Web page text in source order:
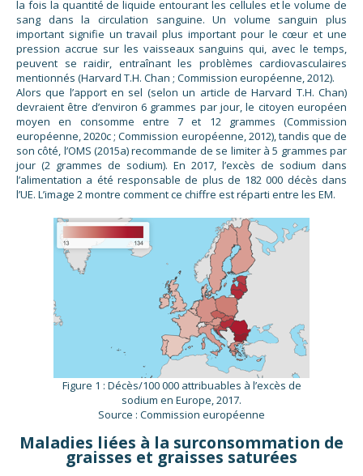
la fois la quantité de liquide entourant les cellules et le volume de
sang dans la circulation sanguine. Un volume sanguin plus
important signifie un travail plus important pour le cœur et une
pression accrue sur les vaisseaux sanguins qui, avec le temps,
peuvent se raidir, entraînant les problèmes cardiovasculaires
mentionnés (Harvard T.H. Chan ; Commission européenne, 2012).
Alors que l’apport en sel (selon un article de Harvard T.H. Chan)
devraient être d’environ 6 grammes par jour, le citoyen européen
moyen en consomme entre 7 et 12 grammes (Commission
européenne, 2020c ; Commission européenne, 2012), tandis que de
son côté, l’OMS (2015a) recommande de se limiter à 5 grammes par
jour (2 grammes de sodium). En 2017, l’excès de sodium dans
l’alimentation a été responsable de plus de 182 000 décès dans
l’UE. L’image 2 montre comment ce chiffre est réparti entre les EM.
Figure 1 : Décès/100 000 attribuables à l’excès de
sodium en Europe, 2017.
Source : Commission européenne
Maladies liées à la surconsommation de
graisses et graisses saturées